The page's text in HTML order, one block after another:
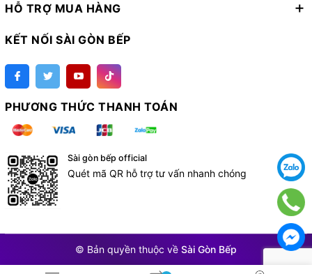
HỖ TRỢ MUA HÀNG
KẾT NỐI SÀI GÒN BẾP
PHƯƠNG THỨC THANH TOÁN
Sài gòn bếp official
Quét mã QR hỗ trợ tư vấn nhanh chóng
© Bản quyền thuộc về Sài Gòn Bếp